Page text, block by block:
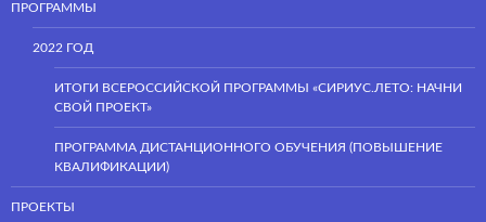
ПРОГРАММЫ
2022 ГОД
ИТОГИ ВСЕРОССИЙСКОЙ ПРОГРАММЫ «СИРИУС.ЛЕТО: НАЧНИ
СВОЙ ПРОЕКТ»
ПРОГРАММА ДИСТАНЦИОННОГО ОБУЧЕНИЯ (ПОВЫШЕНИЕ
КВАЛИФИКАЦИИ)
ПРОЕКТЫ